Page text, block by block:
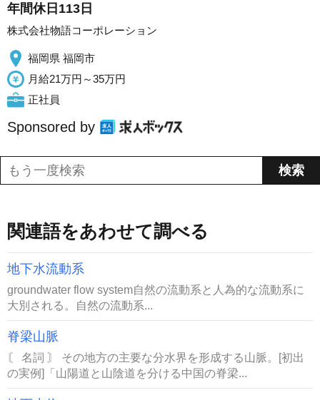
年間休日113日
株式会社物語コーポレーション
福岡県 福岡市
月給21万円～35万円
正社員
Sponsored by
関連語をあわせて調べる
地下水流動系
groundwater flow system自然の流動系と人為的な流動系に
大別される。自然の流動系...
脊梁山脈
〘 名詞 〙 その地方の主要な分水界を形成する山脈。[初出
の実例]「山陽道と山陰道を分ける中国の脊梁...